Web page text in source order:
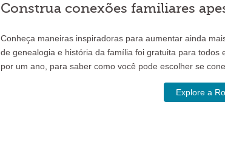
Construa conexões familiares
Conheça maneiras inspiradoras para aumentar ainda
de genealogia e história da família foi gratuita para
por um ano, para saber como você pode escolher se
Explore a